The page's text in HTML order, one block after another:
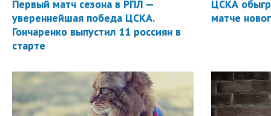
Первый матч сезона в РПЛ —
увереннейшая победа ЦСКА.
Гончаренко выпустил 11 россиян в
старте
ЦСКА
матче